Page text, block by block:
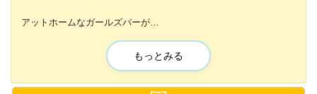
アットホームなガールズバーが
天神エリアに登場しました😆🙌
一人ひとりの個性を尊重し、
快適なナイトワークライフを
もっとみる